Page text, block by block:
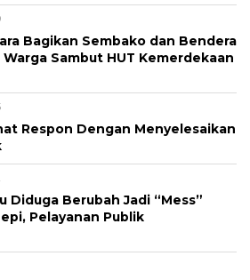
Bagikan Sembako dan Bendera
Sambut HUT Kemerdekaan
Respon Dengan Menyelesaikan
Diduga Berubah Jadi “Mess”
Pelayanan Publik